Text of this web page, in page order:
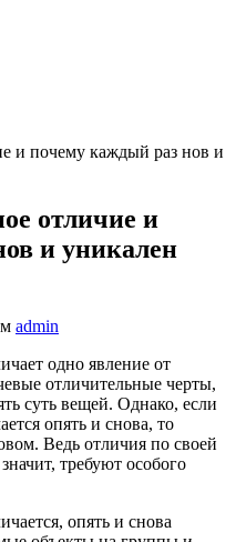
отличие и
и уникален
admin
одно явление от
отличительные черты,
суть вещей. Однако, если
опять и снова, то
Ведь отличия по своей
требуют особого
опять и снова